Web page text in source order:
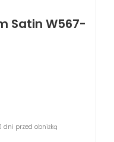
Satin W567-
dni przed obniżką